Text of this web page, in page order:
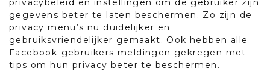
gegevens beter te laten beschermen. Zo zijn de
privacy menu’s nu duidelijker en
gebruiksvriendelijker gemaakt. Ook hebben alle
Facebook-gebruikers meldingen gekregen met
tips om hun privacy beter te beschermen.